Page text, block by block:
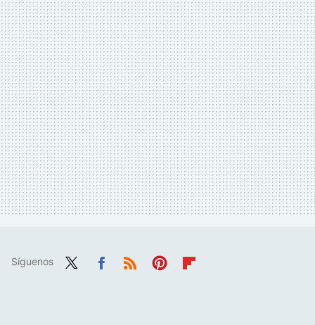
Síguenos